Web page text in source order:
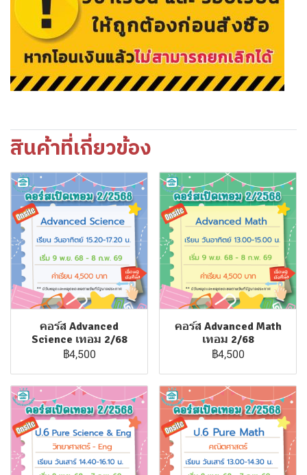
สินค้าที่เกี่ยวข้อง
คอร์ส Advanced
Science เทอม 2/68
฿4,500
คอร์ส Advanced Math
เทอม 2/68
฿4,500